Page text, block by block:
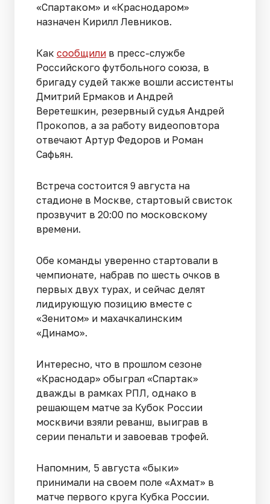
«Спартаком» и «Краснодаром»
назначен Кирилл Левников.
Как сообщили в пресс-службе
Российского футбольного союза, в
бригаду судей также вошли ассистенты
Дмитрий Ермаков и Андрей
Веретешкин, резервный судья Андрей
Прокопов, а за работу видеоповтора
отвечают Артур Федоров и Роман
Сафьян.
Встреча состоится 9 августа на
стадионе в Москве, стартовый свисток
прозвучит в 20:00 по московскому
времени.
Обе команды уверенно стартовали в
чемпионате, набрав по шесть очков в
первых двух турах, и сейчас делят
лидирующую позицию вместе с
«Зенитом» и махачкалинским
«Динамо».
Интересно, что в прошлом сезоне
«Краснодар» обыграл «Спартак»
дважды в рамках РПЛ, однако в
решающем матче за Кубок России
москвичи взяли реванш, выиграв в
серии пенальти и завоевав трофей.
Напомним, 5 августа «быки»
принимали на своем поле «Ахмат» в
матче первого круга Кубка России.